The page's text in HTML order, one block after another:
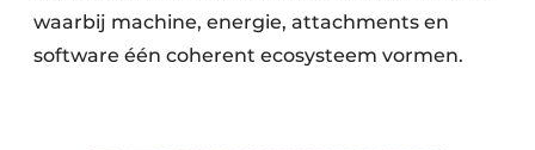
waarbij machine, energie, attachments en
software één coherent ecosysteem vormen.